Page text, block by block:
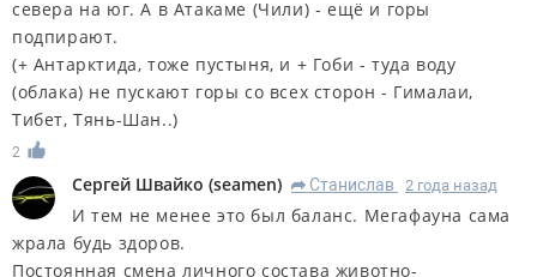
севера на юг. А в Атакаме (Чили) - ещё и горы
подпирают.
(+ Антарктида, тоже пустыня, и + Гоби - туда воду
(облака) не пускают горы со всех сторон - Гималаи,
Тибет, Тянь-Шан..)
2
Сергей Швайко (seamen) R Станислав 2 года назад
И тем не менее это был баланс. Мегафауна сама
жрала будь здоров.
Постоянная смена личного состава животно-